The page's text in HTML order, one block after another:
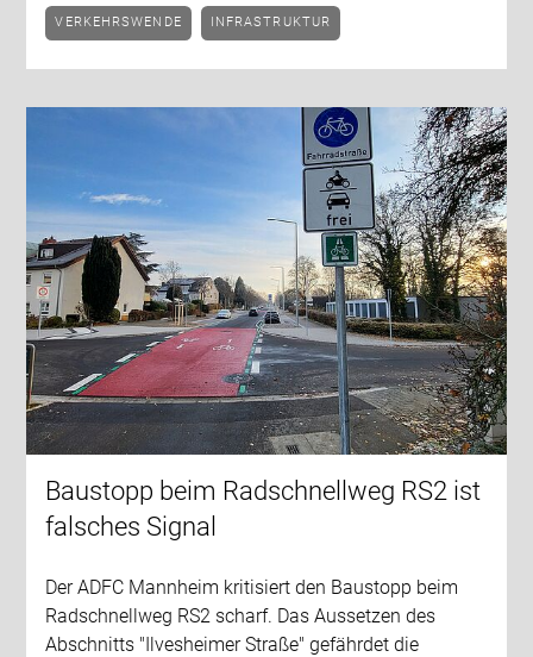
VERKEHRSWENDE INFRASTRUKTUR
Baustopp beim Radschnellweg RS2 ist
falsches Signal
Der ADFC Mannheim kritisiert den Baustopp beim
Radschnellweg RS2 scharf. Das Aussetzen des
Abschnitts "Ilvesheimer Straße" gefährdet die